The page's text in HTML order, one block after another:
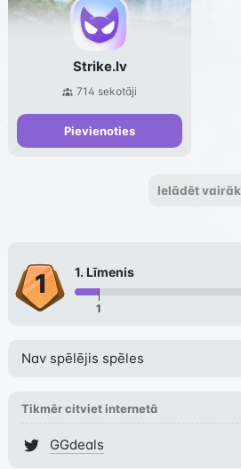
Strike.lv
714 sekotāji
Pievienoties
Ielādēt vairāk
1. Līmenis
1
Nav spēlējis spēles
Tikmēr citviet internetā
GGdeals